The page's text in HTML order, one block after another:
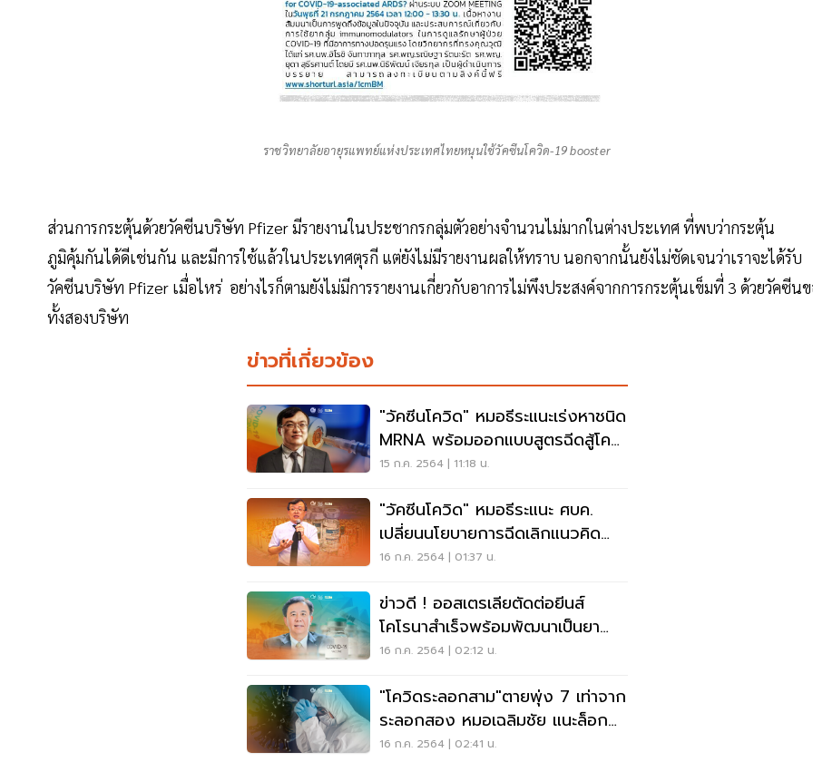
ราชวิทยาลัยอายุรแพทย์แห่งประเทศไทยหนุนใช้วัคซีนโควิด-19 booster
ส่วนการกระตุ้นด้วยวัคซีนบริษัท Pfizer มีรายงานในประชากรกลุ่มตัวอย่างจำนวนไม่มากในต่างประเทศ ที่พบว่ากระตุ้น
ภูมิคุ้มกันได้ดีเช่นกัน และมีการใช้แล้วในประเทศตุรกี แต่ยังไม่มีรายงานผลให้ทราบ นอกจากนั้นยังไม่ชัดเจนว่าเราจะได้รับ
วัคซีนบริษัท Pfizer เมื่อไหร่ อย่างไรก็ตามยังไม่มีการรายงานเกี่ยวกับอาการไม่พึงประสงค์จากการกระตุ้นเข็มที่ 3 ด้วยวัคซีน
ทั้งสองบริษัท
ข่าวที่เกี่ยวข้อง
"วัคซีนโควิด" หมอธีระแนะเร่งหาชนิด
MRNA พร้อมออกแบบสูตรฉีดสู้โค
วิด-19
15 ก.ค. 2564 | 11:18 น.
"วัคซีนโควิด" หมอธีระแนะ ศบค.
เปลี่ยนนโยบายการฉีดเลิกแนวคิด
สลับชนิด
16 ก.ค. 2564 | 01:37 น.
ข่าวดี ! ออสเตรเลียตัดต่อยีนส์
โคโรนาสำเร็จพร้อมพัฒนาเป็นยา
รักษาโควิด-19
16 ก.ค. 2564 | 02:12 น.
"โควิดระลอกสาม"ตายพุ่ง 7 เท่าจาก
ระลอกสอง หมอเฉลิมชัย แนะล็อก
ดาวน์เข้มข้น
16 ก.ค. 2564 | 02:41 น.